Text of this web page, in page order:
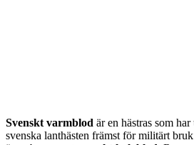
Svenskt varmblod är en hästras som
svenska lanthästen främst för militärt